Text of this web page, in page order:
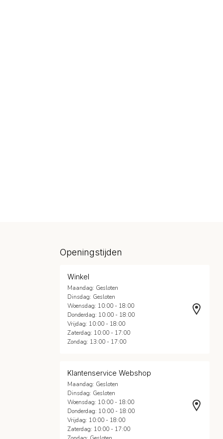
Openingstijden
Winkel
Maandag: Gesloten
Dinsdag: Gesloten
Woensdag: 10:00 - 18:00
Donderdag: 10:00 - 18:00
Vrijdag: 10:00 - 18:00
Zaterdag: 10:00 - 17:00
Zondag: 13:00 - 17:00
Klantenservice Webshop
Maandag: Gesloten
Dinsdag: Gesloten
Woensdag: 10:00 - 18:00
Donderdag: 10:00 - 18:00
Vrijdag: 10:00 - 18:00
Zaterdag: 10:00 - 17:00